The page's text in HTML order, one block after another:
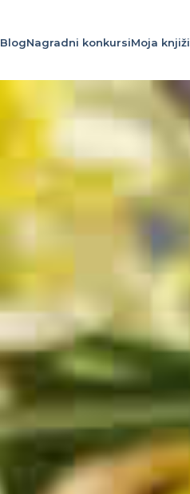
BlogNagradni konkursiMoja